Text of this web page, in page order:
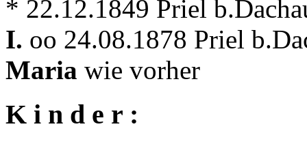
* 22.12.1849 Priel
I. oo 24.08.1878 Priel
Maria wie vorher
K i n d e r :